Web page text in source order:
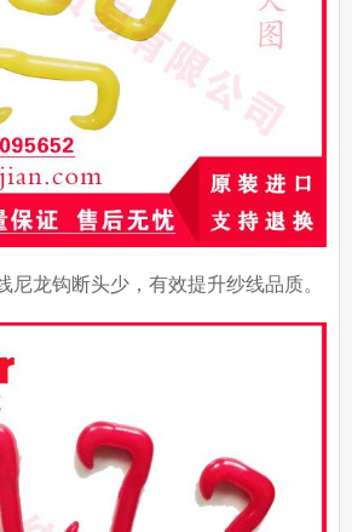
尼龙钩断头少，有效提升纱线品质。